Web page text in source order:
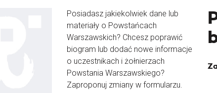
Posiadasz jakiekolwiek dane lub
materiały o Powstańcach
Warszawskich? Chcesz poprawić
biogram lub dodać nowe informacje
o uczestnikach i żołnierzach
Powstania Warszawskiego?
Zaproponuj zmiany w formularzu.